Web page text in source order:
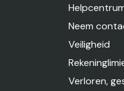
Neem
Veiligheid
Verloren,